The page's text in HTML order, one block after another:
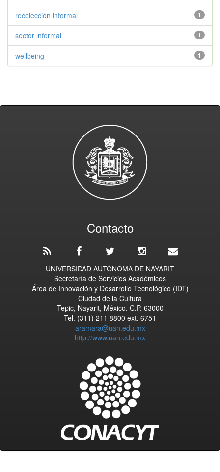
1
recolección informal
1
sector informal
1
wellbeing
Contacto
UNIVERSIDAD AUTÓNOMA DE NAYARIT
Secretaría de Servicios Académicos
Área de Innovación y Desarrollo Tecnológico (IDT)
Ciudad de la Cultura
Tepic, Nayarit, México. C.P. 63000
Tel. (311) 211 8800 ext. 6751
aramara@uan.edu.mx
http://www.uan.edu.mx